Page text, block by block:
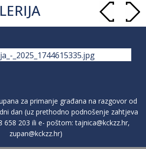
za primanje građana na razgovor od
dan (uz prethodno podnošenje zahtjeva
658 203 ili e- poštom:tajnica@kckzz.hr,
zupan@kckzz.hr)